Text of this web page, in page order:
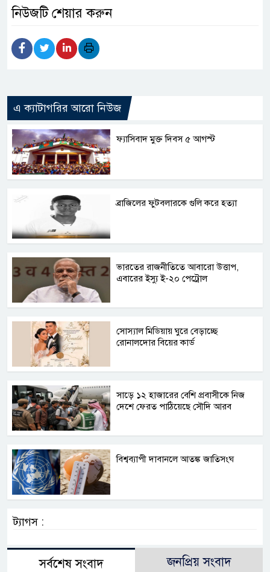
নিউজটি শেয়ার করুন
এ ক্যাটাগরির আরো নিউজ
ফ্যাসিবাদ মুক্ত দিবস ৫ আগস্ট
ব্রাজিলের ফুটবলারকে গুলি করে হত্যা
ভারতের রাজনীতিতে আবারো উত্তাপ,
এবারের ইস্যু ই-২০ পেট্রোল
সোস্যাল মিডিয়ায় ঘুরে বেড়াচ্ছে
রোনালদোর বিয়ের কার্ড
সাড়ে ১২ হাজারের বেশি প্রবাসীকে নিজ
দেশে ফেরত পাঠিয়েছে সৌদি আরব
বিশ্বব্যাপী দাবানলে আতঙ্ক জাতিসংঘ
ট্যাগস :
সর্বশেষ সংবাদ জনপ্রিয় সংবাদ